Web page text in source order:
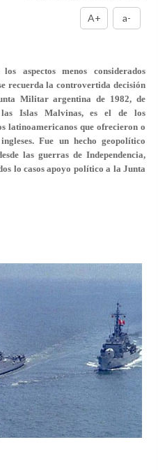
A+ a-
aspectos menos considerados
recuerda la controvertida decisión
Militar argentina de 1982, de
Islas Malvinas, es el de los
latinoamericanos que ofrecieron o
Fue un hecho geopolítico
las guerras de Independencia,
lo casos apoyo político a la Junta